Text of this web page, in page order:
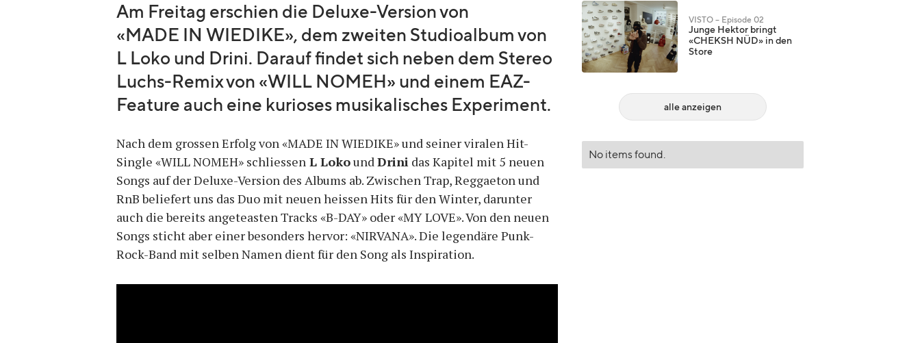
Am Freitag erschien die Deluxe-Version von
«MADE IN WIEDIKE», dem zweiten Studioalbum von
L Loko und Drini. Darauf findet sich neben dem Stereo
Luchs-Remix von «WILL NOMEH» und einem EAZ-
Feature auch eine kurioses musikalisches Experiment.
Nach dem grossen Erfolg von «MADE IN WIEDIKE» und seiner viralen Hit-
Single «WILL NOMEH» schliessen L LokoundDrini das Kapitel mit 5 neuen
Songs auf der Deluxe-Version des Albums ab. Zwischen Trap, Reggaeton und
RnB beliefert uns das Duo mit neuen heissen Hits für den Winter, darunter
auch die bereits angeteasten Tracks «B-DAY» oder «MY LOVE». Von den neuen
Songs sticht aber einer besonders hervor: «NIRVANA». Die legendäre Punk-
Rock-Band mit selben Namen dient für den Song als Inspiration.
VISTO – Episode 02
Junge Hektor bringt
«CHEKSH NÜD» in den
Store
alle anzeigen
No items found.